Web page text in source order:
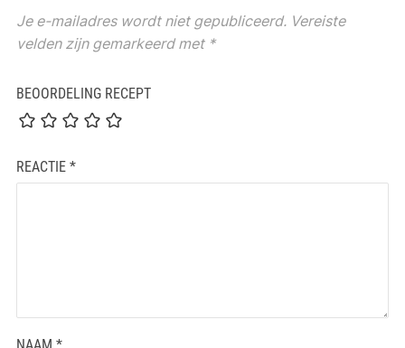
Je e-mailadres wordt niet gepubliceerd. Vereiste
velden zijn gemarkeerd met *
BEOORDELING RECEPT
REACTIE *
NAAM *